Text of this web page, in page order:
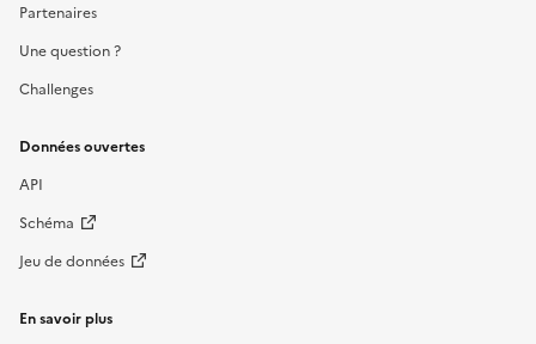
Partenaires
Une question ?
Challenges
Données ouvertes
API
Schéma
Jeu de données
En savoir plus